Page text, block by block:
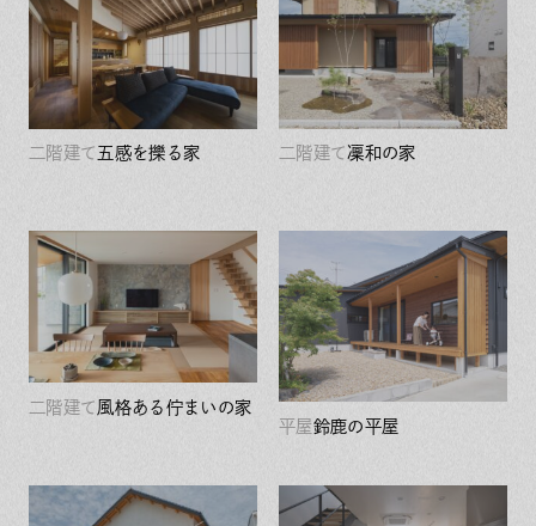
二階建て 五感を擽る家 二階建て 凜和の家
二階建て 風格ある佇まいの家
平屋鈴鹿の平屋